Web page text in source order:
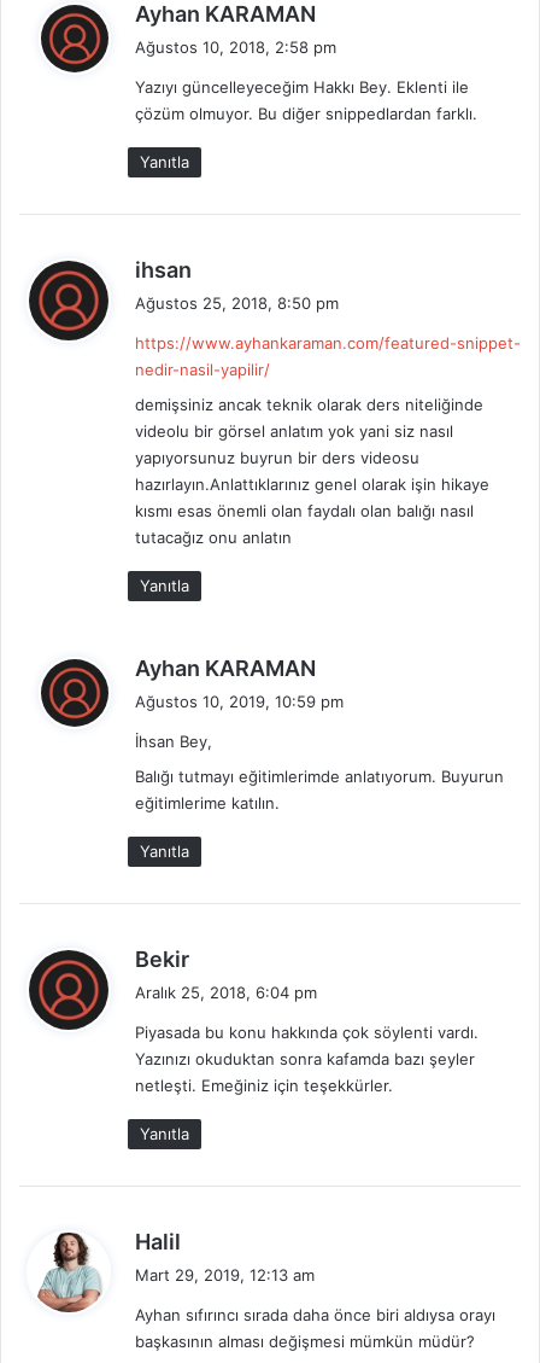
Ayhan KARAMAN
i
k
Ağustos 10, 2018, 2:58 pm
Yazıyı güncelleyeceğim Hakkı Bey. Eklenti ile
çözüm olmuyor. Bu diğer snippedlardan farklı.
Yanıtla
ihsan
i
k
i
:
Ağustos 25, 2018, 8:50 pm
https://www.ayhankaraman.com/featured-snippet-
nedir-nasil-yapilir/
demişsiniz ancak teknik olarak ders niteliğinde
videolu bir görsel anlatım yok yani siz nasıl
yapıyorsunuz buyrun bir ders videosu
hazırlayın.Anlattıklarınız genel olarak işin hikaye
kısmı esas önemli olan faydalı olan balığı nasıl
tutacağız onu anlatın
Yanıtla
Ayhan KARAMAN
k
Ağustos 10, 2019, 10:59 pm
İhsan Bey,
Balığı tutmayı eğitimlerimde anlatıyorum. Buyurun
eğitimlerime katılın.
Yanıtla
Bekir
i
k
i
:
Aralık 25, 2018, 6:04 pm
Piyasada bu konu hakkında çok söylenti vardı.
Yazınızı okuduktan sonra kafamda bazı şeyler
netleşti. Emeğiniz için teşekkürler.
Yanıtla
Halil
k
Mart 29, 2019, 12:13 am
Ayhan sıfırıncı sırada daha önce biri aldıysa orayı
başkasının alması değişmesi mümkün müdür?